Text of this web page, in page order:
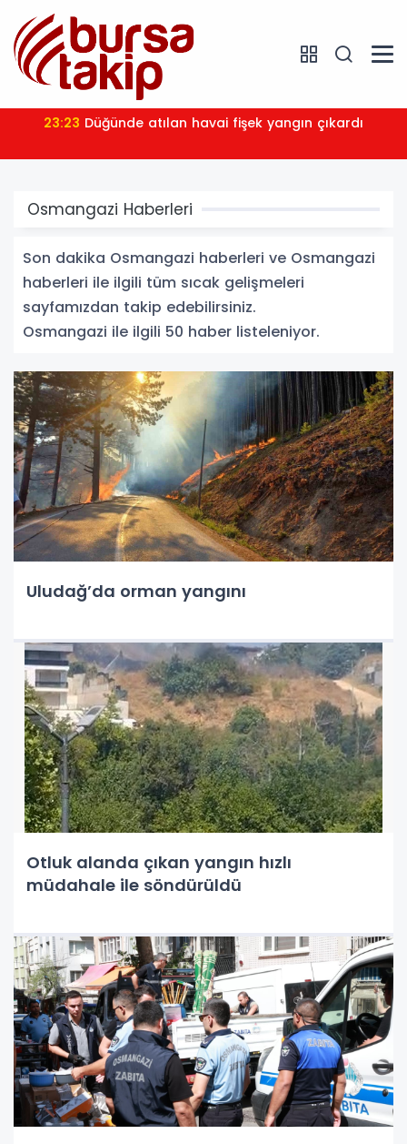
23:09 Ezine açıklarında 14 kaçak göçmen yakalandı
Osmangazi Haberleri
Son dakika Osmangazi haberleri ve Osmangazi
haberleri ile ilgili tüm sıcak gelişmeleri
sayfamızdan takip edebilirsiniz.
Osmangazi ile ilgili 50 haber listeleniyor.
Uludağ’da orman yangını
Otluk alanda çıkan yangın hızlı
müdahale ile söndürüldü